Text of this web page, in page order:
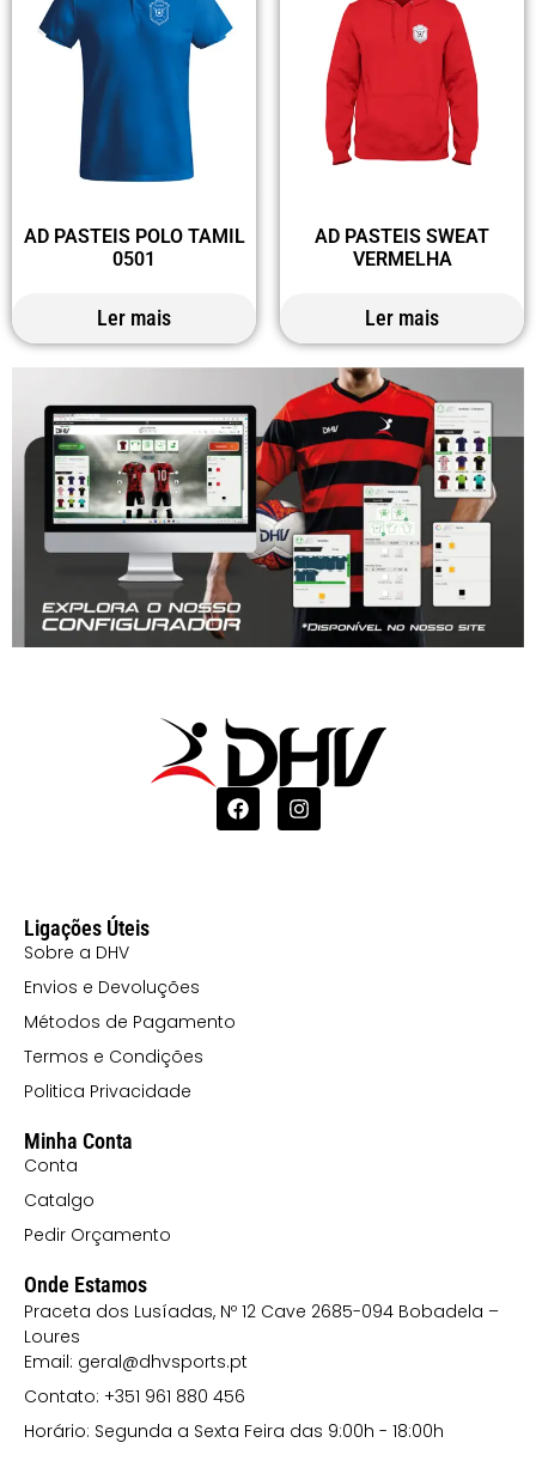
AD PASTEIS POLO TAMIL
0501
Ler mais
AD PASTEIS SWEAT
VERMELHA
Ler mais
Ligações Úteis
Sobre a DHV
Envios e Devoluções
Métodos de Pagamento
Termos e Condições
Politica Privacidade
Minha Conta
Conta
Catalgo
Pedir Orçamento
Onde Estamos
Praceta dos Lusíadas, Nº 12 Cave 2685-094 Bobadela –
Loures
Email: geral@dhvsports.pt
Contato: +351 961 880 456
Horário: Segunda a Sexta Feira das 9:00h - 18:00h